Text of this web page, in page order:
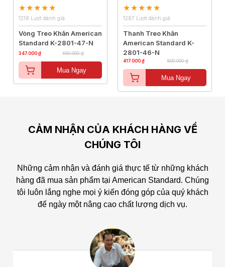
1218 Lượt đánh giá
Vòng Treo Khăn American
Standard K-2801-47-N
347.000 ₫ 650.000 ₫
Mua Ngay
1287 Lượt đánh giá
Thanh Treo Khăn
American Standard K-
2801-46-N
417.000 ₫ 800.000 ₫
Mua Ngay
CẢM NHẬN CỦA KHÁCH HÀNG VỀ
CHÚNG TÔI
Những cảm nhận và đánh giá thực tế từ những khách
hàng đã mua sản phẩm tại American Standard. Chúng
tôi luôn lắng nghe mọi ý kiến đóng góp của quý khách
để ngày một nâng cao chất lượng dịch vụ.